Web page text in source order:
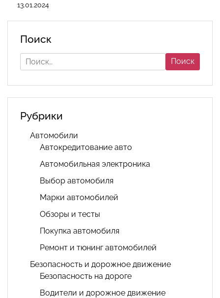
13.01.2024
Поиск
Найти:
Рубрики
Автомобили
Автокредитование авто
Автомобильная электроника
Выбор автомобиля
Марки автомобилей
Обзоры и тесты
Покупка автомобиля
Ремонт и тюнинг автомобилей
Безопасность и дорожное движение
Безопасность на дороге
Водители и дорожное движение